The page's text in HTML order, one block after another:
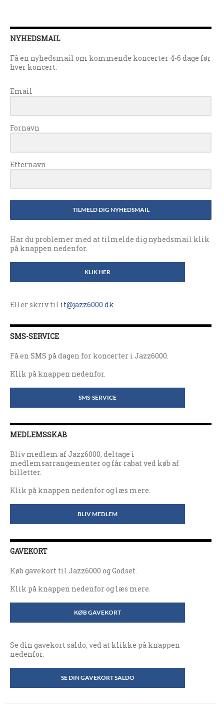
NYHEDSMAIL
Få en nyhedsmail om kommende koncerter 4-6 dage før
hver koncert.
Email
Fornavn
Efternavn
TILMELD DIG NYHEDSMAIL
Har du problemer med at tilmelde dig nyhedsmail klik
på knappen nedenfor.
KLIK HER
Eller skriv til it@jazz6000.dk
SMS-SERVICE
Få en SMS på dagen for koncerter i Jazz6000.
Klik på knappen nedenfor.
SMS-SERVICE
MEDLEMSSKAB
Bliv medlem af Jazz6000, deltage i
medlemsarrangementer og får rabat ved køb af
billetter.
Klik på knappen nedenfor og læs mere.
BLIV MEDLEM
GAVEKORT
Køb gavekort til Jazz6000 og Godset.
Klik på knappen nedenfor og læs mere.
KØB GAVEKORT
Se din gavekort saldo, ved at klikke på knappen
nedenfor.
SE DIN GAVEKORT SALDO